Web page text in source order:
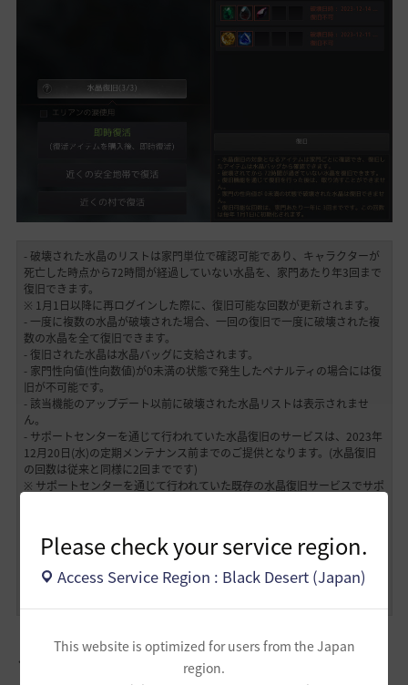
Please check your service region.
Access Service Region : Black Desert (Japan)
This website is optimized for users from the Japan
region.
- 破壊された水晶のリストは家門単位で確認可能であり、キャラクターが
死亡した時点から72時間が経過していない水晶を、家門あたり年3回まで
復旧できます。
※ 1月1日以降に再ログインした際に、復旧可能な回数が更新されます。
- 一度に複数の水晶が破壊された場合、一回の復旧で一度に破壊された複
数の水晶を全て復旧できます。
- 復旧された水晶は水晶バッグに支給されます。
- 家門性向値(性向数値)が0未満の状態で発生したペナルティの場合には復
旧が不可能です。
- 該当機能のアップデート以前に破壊された水晶リストは表示されませ
ん。
- サポートセンターを通じて行われていた水晶復旧のサービスは、2023年
12月20日(水)の定期メンテナンス前までのご提供となります。(水晶復旧
の回数は従来と同様に2回までです)
※ サポートセンターを通じて行われていた既存の水晶復旧サービスでサポ
(サポートセンターを通じて行われていた水晶復旧サービスの回数を全て
使用した冒険者様は、12月20日(水)定期メンテナンス前まででも、サポー
トセンターを通じての水晶復旧サービスをご利用いただくことは出来ませ
ん。ゲーム内の「破壊された水晶の復旧機能」に表示されたリストの水晶
「[EV] 微かな闇捕食の起源」の有効期限がなくなりました。